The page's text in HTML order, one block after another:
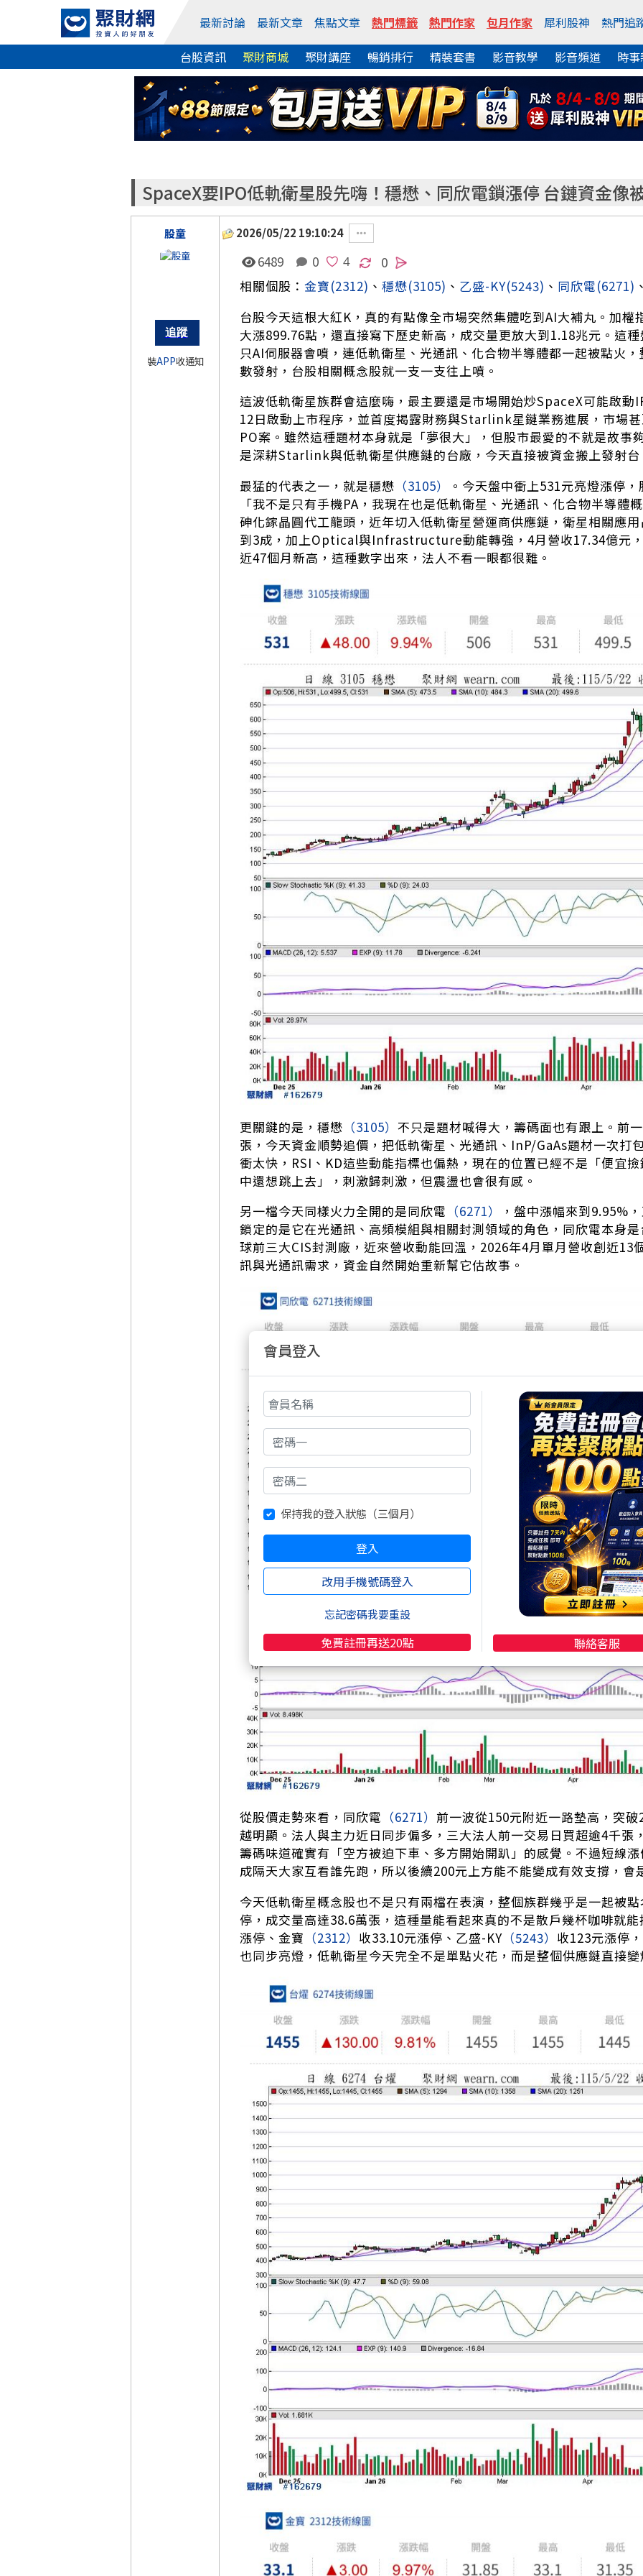
最新討論 最新文章 焦點文章 熱門標籤 熱門作家 包月作家 犀利股神
熱門追
台股資訊
聚財商城 聚財講座 暢銷排行 精裝套書 影音教學 影音頻道 時
SpaceX要IPO低軌衛星股先嗨！穩懋、同欣電鎖漲停 台鏈資金像
股童
裝APP收通知
2026/05/22 19:10:24
6489 0 0
相關個股： 金寶(2312) 、 穩懋(3105) 、 乙盛-KY(5243) 、 同欣電(6271)
台股今天這根大紅K，真的有點像全市場突然集體吃到AI大補丸。加
大漲899.76點，還直接寫下歷史新高，成交量更放大到1.18兆元。這
只AI伺服器會噴，連低軌衛星、光通訊、化合物半導體都一起被點火
數發射，台股相關概念股就一支一支往上噴。
這波低軌衛星族群會這麼嗨，最主要還是市場開始炒SpaceX可能啟
12日啟動上市程序，並首度揭露財務與Starlink星鏈業務進展，市場
PO案。雖然這種題材本身就是「夢很大」，但股市最愛的不就是故事
是深耕Starlink與低軌衛星供應鏈的台廠，今天直接被資金搬上發射
最猛的代表之一，就是穩懋 （3105）
。今天盤中衝上531元亮燈漲停
「我不是只有手機PA，我現在也是低軌衛星、光通訊、化合物半導體
砷化鎵晶圓代工龍頭，近年切入低軌衛星營運商供應鏈，衛星相關
到3成，加上Optical與Infrastructure動能轉強，4月營收17.34億元
近47個月新高，這種數字出來，法人不看一眼都很難。
更關鍵的是，穩懋 （3105） 不只是題材喊得大，籌碼面也有跟上。前
張，今天資金順勢追價，把低軌衛星、光通訊、InP/GaAs題材一次打
衝太快，RSI、KD這些動能指標也偏熱，現在的位置已經不是「便宜
中還想跳上去」，刺激歸刺激，但震盪也會很有感。
另一檔今天同樣火力全開的是同欣電 （6271）
，盤中漲幅來到9.95%
鎖定的是它在光通訊、高頻模組與相關封測領域的角色，同欣電本身
球前三大CIS封測廠，近來營收動能回溫，2026年4月單月營收創近13
訊與光通訊需求，資金自然開始重新幫它估故事。
從股價走勢來看，同欣電 （6271） 前一波從150元附近一路墊高，突
越明顯。法人與主力近日同步偏多，三大法人前一交易日買超逾4千張
籌碼味道確實有「空方被迫下車、多方開始開趴」的感覺。不過短線
成隔天大家互看誰先跑，所以後續200元上方能不能變成有效支撐，會
今天低軌衛星概念股也不是只有兩檔在表演，整個族群幾乎是一起被
停，成交量高達38.6萬張，這種量能看起來真的不是散戶幾杯咖啡就
漲停、金寶 （2312） 收33.10元漲停、乙盛-KY （5243） 收123元漲停
也同步亮燈，低軌衛星今天完全不是單點火花，而是整個供應鏈直接
會員登入
保持我的登入狀態（三個月）
登入
改用手機號碼登入
忘記密碼我要重設
免費註冊再送20點 聯絡客服